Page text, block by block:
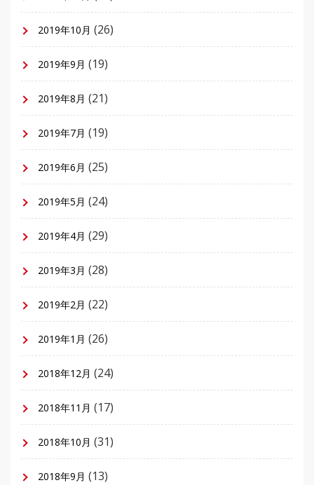
2019年10月 (26)
2019年9月 (19)
2019年8月 (21)
2019年7月 (19)
2019年6月 (25)
2019年5月 (24)
2019年4月 (29)
2019年3月 (28)
2019年2月 (22)
2019年1月 (26)
2018年12月 (24)
2018年11月 (17)
2018年10月 (31)
2018年9月 (13)